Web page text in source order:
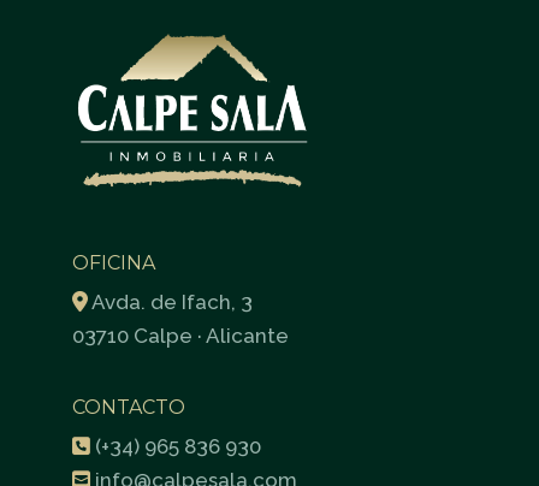
OFICINA
Avda. de Ifach, 3
03710 Calpe · Alicante
CONTACTO
(+34) 965 836 930
info@calpesala.com